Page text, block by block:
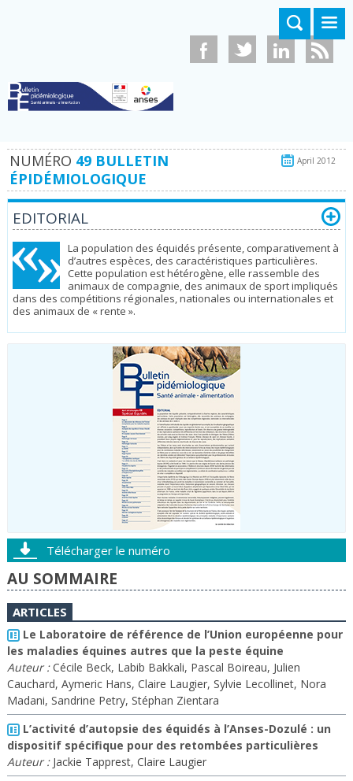
April 2012
NUMÉRO 49 BULLETIN
ÉPIDÉMIOLOGIQUE
EDITORIAL
La population des équidés présente, comparativement à
d’autres espèces, des caractéristiques particulières.
Cette population est hétérogène, elle rassemble des
animaux de compagnie, des animaux de sport impliqués
dans des compétitions régionales, nationales ou internationales et
des animaux de « rente ».
Télécharger le numéro
AU SOMMAIRE
ARTICLES
Le Laboratoire de référence de l’Union européenne pour
les maladies équines autres que la peste équine
Auteur :Cécile Beck, Labib Bakkali, Pascal Boireau, Julien
Cauchard, Aymeric Hans, Claire Laugier, Sylvie Lecollinet, Nora
Madani, Sandrine Petry, Stéphan Zientara
L’activité d’autopsie des équidés à l’Anses-Dozulé : un
dispositif spécifique pour des retombées particulières
Auteur :Jackie Tapprest, Claire Laugier